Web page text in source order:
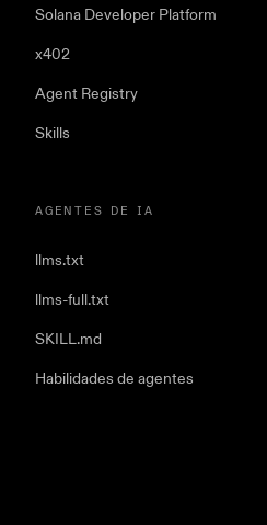
Solana Developer Platform
x402
Agent Registry
Skills
AGENTES DE IA
llms.txt
llms-full.txt
SKILL.md
Habilidades de agentes